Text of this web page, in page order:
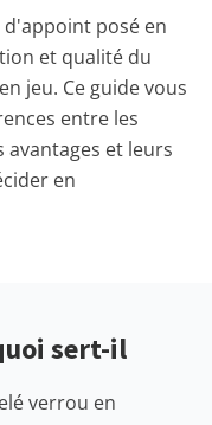
posé en
et qualité du
jeu. Ce guide vous
entre les
et leurs
en
sert-il
verrou en